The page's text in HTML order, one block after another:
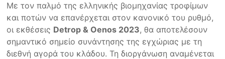
Με τον παλμό της ελληνικής βιομηχανίας τροφίμων
και ποτών να επανέρχεται στον κανονικό του ρυθμό,
οι εκθέσεις Detrop & Oenos 2023, θα αποτελέσουν
σημαντικό σημείο συνάντησης της εγχώριας με τη
διεθνή αγορά του κλάδου. Τη διοργάνωση αναμένεται